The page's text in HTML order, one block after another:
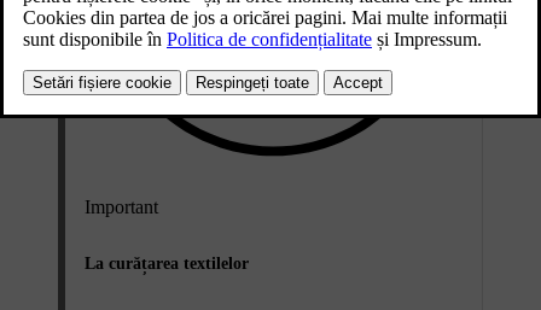
Important
La curățarea textilelor